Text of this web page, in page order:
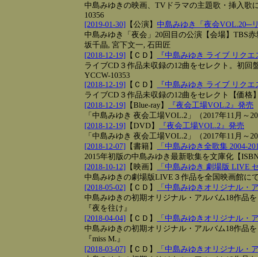
中島みゆきの映画、TVドラマの主題歌・挿入歌
10356
[2019-01-30] 【公演】 中島みゆき「夜会VOL.20─
中島みゆき「夜会」20回目の公演【会場】TBS
坂千晶, 宮下文一, 石田匠
[2018-12-19] 【 ＣＤ 】
『中島みゆき ライブ リク
ライブCD３作品未収録の12曲をセレクト。初
YCCW-10353
[2018-12-19] 【 ＣＤ 】
『中島みゆき ライブ リク
ライブCD３作品未収録の12曲をセレクト【価格
[2018-12-19] 【Blue-ray】
『夜会工場VOL.2』発売
「中島みゆき 夜会工場VOL.2」（2017年11月～
[2018-12-19] 【DVD 】
『夜会工場VOL.2』発売
「中島みゆき 夜会工場VOL.2」（2017年11月～
[2018-12-07] 【書籍】
「中島みゆき全歌集 2004-
2015年初版の中島みゆき最新歌集を文庫化【
[2018-10-12] 【 映画】
「中島みゆき 劇場版 LIVE
中島みゆきの劇場版LIVE３作品を全国映画館に
[2018-05-02] 【 ＣＤ 】
「中島みゆきオリジナル・
中島みゆきの初期オリジナル・アルバム18作品
『夜を往け』
[2018-04-04] 【 ＣＤ 】
「中島みゆきオリジナル・
中島みゆきの初期オリジナル・アルバム18作品
『miss M.』
[2018-03-07] 【 ＣＤ 】
「中島みゆきオリジナル・